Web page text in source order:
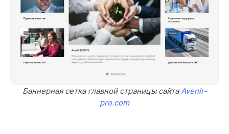
Баннерная сетка главной страницы сайтаAvenir-
pro.com